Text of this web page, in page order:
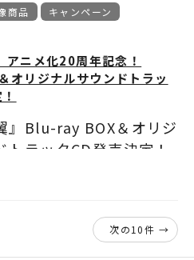
のテーマ
生のテーマ
西真理子
で
那唖挫
入
改
たち
感 〈サムライハート・アレン
〈サムライハート・アレン
〉
〈BE FREE アレンジ・ヴァ
(とき)
TVサイズ〉 / 森口博子
ーマ (Version.Ⅱ)
かれ
トパーティー Instrumental V
ルムコンサートのお話もたっ
す。
予約受付中。ぜひご予約のう
ださい。
▲BOXジャケット
座付きアクリルコースター
商品 キャンペーン
アニメ化20周年記念！
リジナルサウンドトラッ
』Blu-ray BOX＆オリジ
トラックCD発売決定！
なる今年、その記念として本
が決定！
を富野総監督ディレクションの
Blu-ray BOX【特装限
次の10件 →